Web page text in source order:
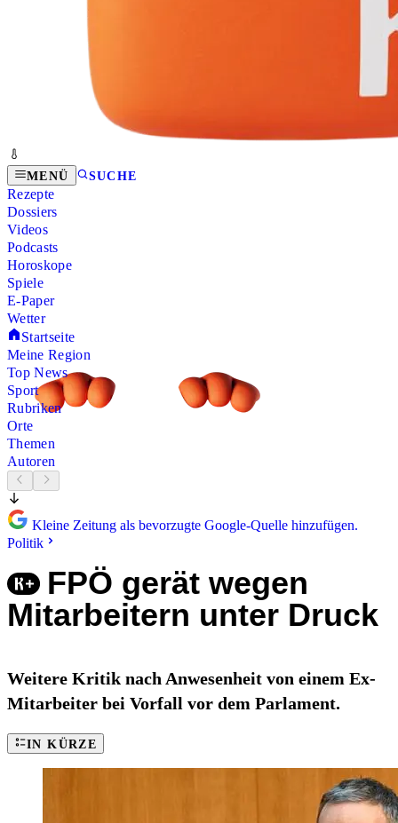
MENÜ SUCHE
Rezepte
Dossiers
Videos
Podcasts
Horoskope
Spiele
E-Paper
Wetter
Startseite
Meine Region
Top News
Sport
Rubriken
Orte
Themen
Autoren
Kleine Zeitung als bevorzugte Google-Quelle hinzufügen.
Politik
FPÖ gerät wegen
Mitarbeitern unter Druck
Weitere Kritik nach Anwesenheit von einem Ex-
Mitarbeiter bei Vorfall vor dem Parlament.
IN KÜRZE